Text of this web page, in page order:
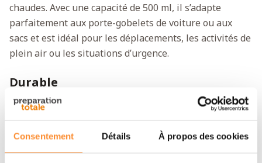
Consentement Détails À propos des cookies
chaudes. Avec une capacité de 500 ml, il s’adapte
parfaitement aux porte-gobelets de voiture ou aux
sacs et est idéal pour les déplacements, les activités de
plein air ou les situations d’urgence.
Durable
Le microfiltre a une durée de vie d’environ 4 000 litres
produit est sans plomb et réutilisable, offrant ainsi